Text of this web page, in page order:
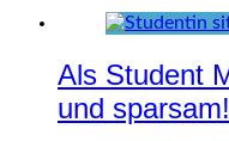
Als Student
und sparsam!